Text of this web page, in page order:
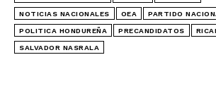
NOTICIAS NACIONALES OEA PARTIDO
POLITICA HONDUREÑA PRECANDIDATOS
SALVADOR NASRALA